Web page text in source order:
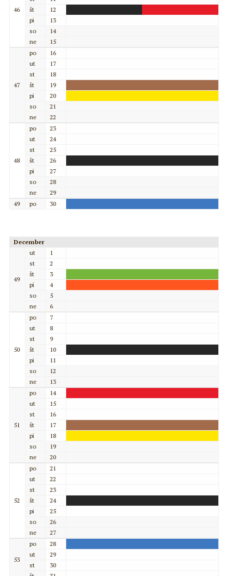
46
št
12
pi
13
so
14
ne
15
47
po
16
ut
17
st
18
št
19
pi
20
so
21
ne
22
48
po
23
ut
24
st
25
št
26
pi
27
so
28
ne
29
49
po 30
December
49
ut
1
st
2
št
3
pi
4
so
5
ne
6
50
po
7
ut
8
st
9
št
10
pi
11
so
12
ne
13
51
po
14
ut
15
st
16
št
17
pi
18
so
19
ne
20
52
po
21
ut
22
st
23
št
24
pi
25
so
26
ne
27
53
po
28
ut
29
st
30